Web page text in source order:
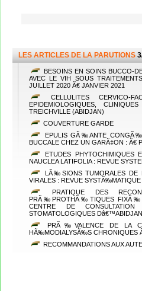
LES ARTICLES DE LA PARUTIONS
BESOINS EN SOINS BUCCO-
AVEC LE VIH SOUS
JUILLET 2020 Ã€ JANVIER 2021
CELLULITES CERVICO-
EPIDEMIOLOGIQUES,
TREICHVILLE (ABIDJAN)
COUVERTURE GARDE
EPULIS GÃ‰ANTE
BUCCALE CHEZ UN GARÃ‡ON : Ã€
ETUDES
NAUCLEA LATIFOLIA : REVUE
LÃ‰SIONS TUMORALES DE
VIRALES : REVUE
PRATIQUE DES
PRÃ‰PROTHÃ‰TIQUES
CENTRE DE
STOMATOLOGIQUES Dâ€™ABIDJAN
PRÃ‰VALENCE DE LA
HÃ‰MODIALYSÃ‰S CHRONIQUES
RECOMMANDATIONS AUX